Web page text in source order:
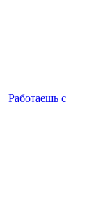
Работаешь с